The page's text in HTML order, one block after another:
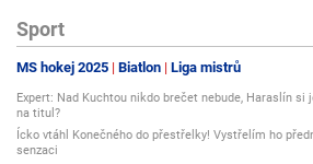
Sport
MS hokej 2025 Biatlon Liga mistrů
Expert: Nad Kuchtou nikdo brečet nebude, Haraslín si
na titul?
Ícko vtáhl Konečného do přestřelky! Vystřelím ho
senzaci